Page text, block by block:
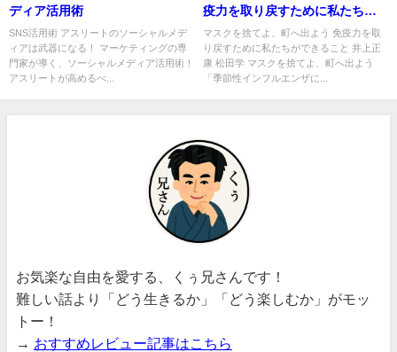
ディア活用術
SNS活用術 アスリートのソーシャルメデ
ィアは武器になる！ マーケティングの専
門家が導く、ソーシャルメディア活用術！
アスリートが高めるべ...
疫力を取り戻すために私たちが
できること
マスクを捨てよ、町へ出よう 免疫力を取
り戻すために私たちができること 井上正
康 松田学 マスクを捨てよ、町へ出よう
「季節性インフルエンザに...
お気楽な自由を愛する、くぅ兄さんです！
難しい話より「どう生きるか」「どう楽しむか」がモッ
トー！
→ おすすめレビュー記事はこちら